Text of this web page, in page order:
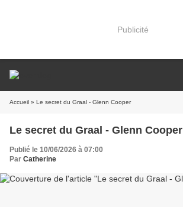
Publicité
Accueil » Le secret du Graal - Glenn Cooper
Le secret du Graal - Glenn Cooper
Publié le 10/06/2026 à 07:00
Par Catherine